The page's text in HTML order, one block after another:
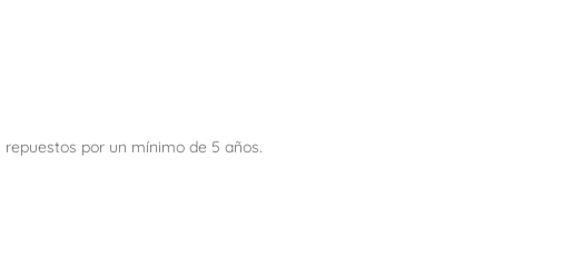
por un mínimo de 5 años.